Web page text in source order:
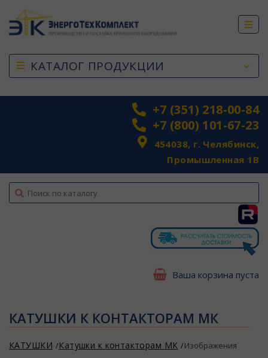
КАТАЛОГ ПРОДУКЦИИ
+7 (351) 218-00-84
+7 (800) 101-67-23
454038, г. Челябинск,
Промышленная 1В
top
Ваша корзина пуста
КАТУШКИ К КОНТАКТОРАМ МК
КАТУШКИ Катушки к контакторам МК Изображения